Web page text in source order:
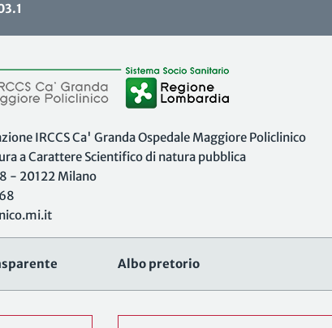
IRCCS Ca' Granda Ospedale Maggiore Policlinico
a Carattere Scientifico di natura pubblica
- 20122 Milano
Albo pretorio